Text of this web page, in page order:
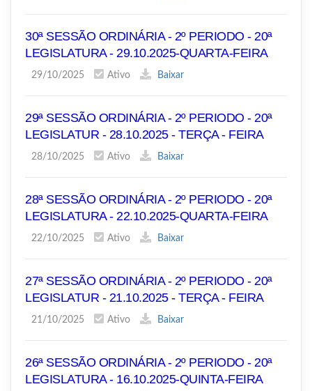
30ª SESSÃO ORDINÁRIA - 2º PERIODO - 20ª
LEGISLATURA - 29.10.2025-QUARTA-FEIRA
29/10/2025 Ativo Baixar
29ª SESSÃO ORDINÁRIA - 2º PERIODO - 20ª
LEGISLATUR - 28.10.2025 - TERÇA - FEIRA
28/10/2025 Ativo Baixar
28ª SESSÃO ORDINÁRIA - 2º PERIODO - 20ª
LEGISLATURA - 22.10.2025-QUARTA-FEIRA
22/10/2025 Ativo Baixar
27ª SESSÃO ORDINÁRIA - 2º PERIODO - 20ª
LEGISLATUR - 21.10.2025 - TERÇA - FEIRA
21/10/2025 Ativo Baixar
26ª SESSÃO ORDINÁRIA - 2º PERIODO - 20ª
LEGISLATURA - 16.10.2025-QUINTA-FEIRA